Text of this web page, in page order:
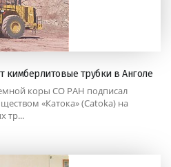
кимберлитовые трубки в Анголе
коры СО РАН подписал
«Катока» (Catoka) на
тр...